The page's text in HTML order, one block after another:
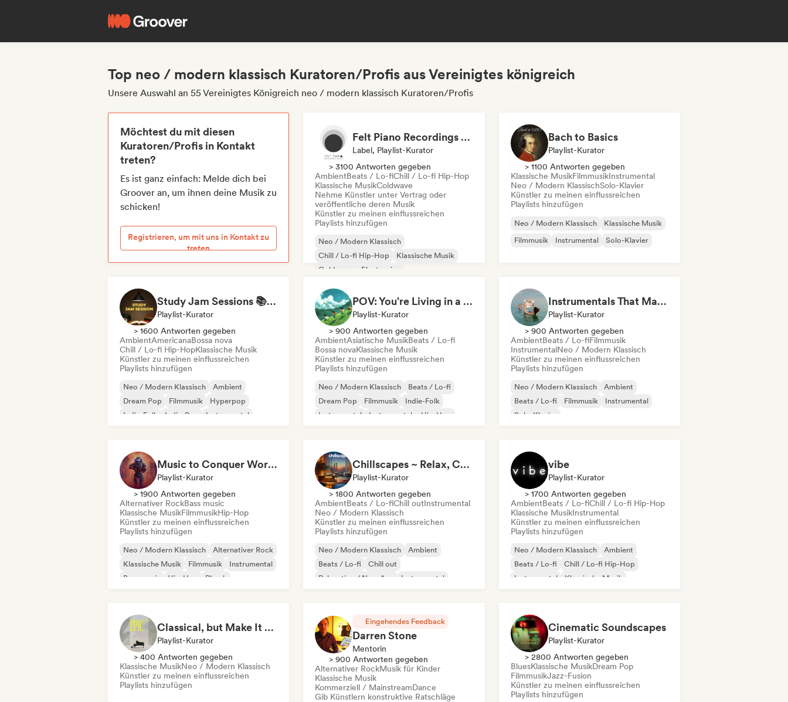
Top neo / modern klassisch Kuratoren/Profis aus Vereinigtes königreich
Unsere Auswahl an 55 Vereinigtes Königreich neo / modern klassisch Kuratoren/Profis
Möchtest du mit diesen
Kuratoren/Profis in Kontakt
treten?
Es ist ganz einfach: Melde dich bei
Groover an, um ihnen deine Musik zu
schicken!
Registrieren, um mit uns in Kontakt zu
treten
Felt Piano Recordings (label, playlists)
Label, Playlist-Kurator
> 3100 Antworten gegeben
AmbientBeats / Lo-fiChill / Lo-fi Hip-Hop
Klassische MusikColdwave
Nehme Künstler unter Vertrag oder
veröffentliche deren Musik
Künstler zu meinen einflussreichen
Playlists hinzufügen
Neo / Modern Klassisch
Chill / Lo-fi Hip-Hop
Klassische Musik
Coldwave
Electronica
Instrumental
Bach to Basics
Playlist-Kurator
> 1100 Antworten gegeben
Klassische MusikFilmmusikInstrumental
Neo / Modern KlassischSolo-Klavier
Künstler zu meinen einflussreichen
Playlists hinzufügen
Neo / Modern Klassisch
Klassische Musik
Filmmusik
Instrumental Solo-Klavier
Study Jam Sessions 📚 Indie Folk, Dream Pop & Singer-Songwriter
Playlist-Kurator
> 1600 Antworten gegeben
AmbientAmericanaBossa nova
Chill / Lo-fi Hip-HopKlassische Musik
Künstler zu meinen einflussreichen
Playlists hinzufügen
Neo / Modern Klassisch
Ambient
Dream Pop
Filmmusik
Hyperpop
Indie-Folk
Indie-Pop Instrumental
POV: You're Living in a Studio Ghibli Movie 🌱 Neo-Classical Piano & Dream Pop
Playlist-Kurator
> 900 Antworten gegeben
AmbientAsiatische MusikBeats / Lo-fi
Bossa novaKlassische Musik
Künstler zu meinen einflussreichen
Playlists hinzufügen
Neo / Modern Klassisch
Beats / Lo-fi
Dream Pop
Filmmusik
Indie-Folk
Instrumental
Instrumentaler Hip-Hop
Instrumentals That Make You Feel Like Floating
Playlist-Kurator
> 900 Antworten gegeben
AmbientBeats / Lo-fiFilmmusik
InstrumentalNeo / Modern Klassisch
Künstler zu meinen einflussreichen
Playlists hinzufügen
Neo / Modern Klassisch
Ambient
Beats / Lo-fi
Filmmusik
Instrumental
Solo-Klavier
Music to Conquer Worlds To ⚔️ Epic Orchestral, Cinematic & Trailer Music
Playlist-Kurator
> 1900 Antworten gegeben
Alternativer RockBass music
Klassische MusikFilmmusikHip-Hop
Künstler zu meinen einflussreichen
Playlists hinzufügen
Neo / Modern Klassisch
Alternativer Rock
Klassische Musik
Filmmusik
Instrumental
Bass music
Hip-Hop Phonk
Chillscapes ~ Relax, Concentrate, Meditate, Sleep, Dream
Playlist-Kurator
> 1800 Antworten gegeben
AmbientBeats / Lo-fiChill outInstrumental
Neo / Modern Klassisch
Künstler zu meinen einflussreichen
Playlists hinzufügen
Neo / Modern Klassisch
Ambient
Beats / Lo-fi
Chill out
Relaxation / New Age
Instrumental
vibe
Playlist-Kurator
> 1700 Antworten gegeben
AmbientBeats / Lo-fiChill / Lo-fi Hip-Hop
Klassische MusikInstrumental
Künstler zu meinen einflussreichen
Playlists hinzufügen
Neo / Modern Klassisch
Ambient
Beats / Lo-fi
Chill / Lo-fi Hip-Hop
Instrumental
Klassische Musik
Classical, but Make It Epic
Playlist-Kurator
> 400 Antworten gegeben
Klassische MusikNeo / Modern Klassisch
Künstler zu meinen einflussreichen
Playlists hinzufügen
Eingehendes Feedback
Darren Stone
Mentorin
> 900 Antworten gegeben
Alternativer RockMusik für Kinder
Klassische Musik
Kommerziell / MainstreamDance
Gib Künstlern konstruktive Ratschläge
Cinematic Soundscapes
Playlist-Kurator
> 2800 Antworten gegeben
BluesKlassische MusikDream Pop
FilmmusikJazz-Fusion
Künstler zu meinen einflussreichen
Playlists hinzufügen